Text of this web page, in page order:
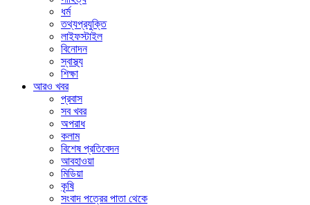
ধর্ম
তথ্যপ্রযুক্তি
লাইফস্টাইল
বিনোদন
স্বাস্থ্য
শিক্ষা
আরও খবর
প্রবাস
সব খবর
অপরাধ
কলাম
বিশেষ প্রতিবেদন
আবহাওয়া
মিডিয়া
কৃষি
সংবাদ পত্রের পাতা থেকে